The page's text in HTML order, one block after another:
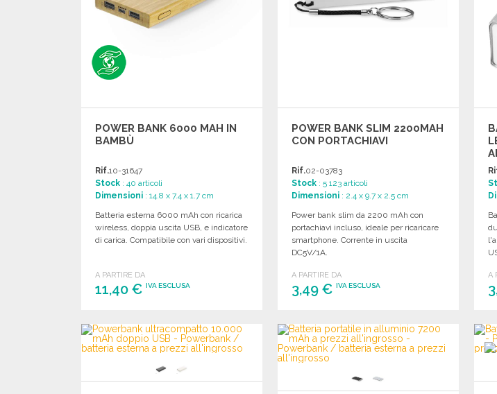
POWER BANK 6000 MAH IN
BAMBÙ
Rif.10-31647
Stock : 40 articoli
Dimensioni : 14.8 x 7.4 x 1.7 cm
Batteria esterna 6000 mAh con ricarica
wireless, doppia uscita USB, e indicatore
di carica. Compatibile con vari dispositivi.
A PARTIRE DA
11,40 € IVA ESCLUSA
Richiedi un preventivo
POWER BANK SLIM 2200MAH
CON PORTACHIAVI
Rif.02-03783
Stock : 5 123 articoli
Dimensioni : 2.4 x 9.7 x 2.5 cm
Power bank slim da 2200 mAh con
portachiavi incluso, ideale per ricaricare
smartphone. Corrente in uscita
DC5V/1A.
A PARTIRE DA
3,49 €IVA ESCLUSA
Richiedi un preventivo
A